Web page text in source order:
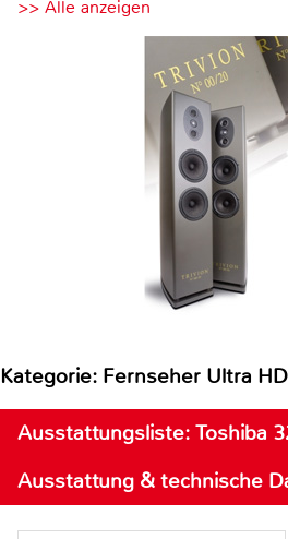
>> Alle anzeigen
Kategorie: Fernseher Ultra
Ausstattungsliste: Toshiba
Ausstattung & technische